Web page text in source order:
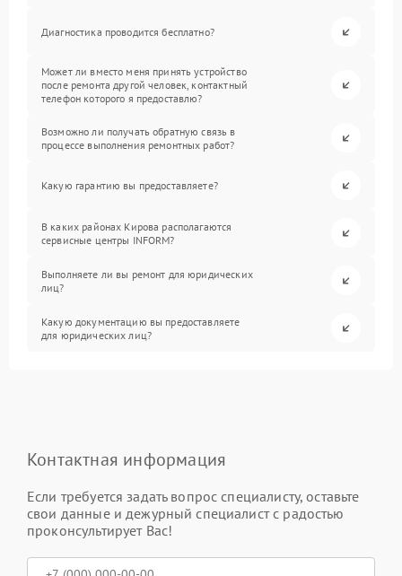
Диагностика проводится бесплатно?
Может ли вместо меня принять устройство
после ремонта другой человек, контактный
телефон которого я предоставлю?
Возможно ли получать обратную связь в
процессе выполнения ремонтных работ?
Какую гарантию вы предоставляете?
В каких районах Кирова располагаются
сервисные центры INFORM?
Выполняете ли вы ремонт для юридических
лиц?
Какую документацию вы предоставляете
для юридических лиц?
Контактная информация
Если требуется задать вопрос специалисту, оставьте
свои данные и дежурный специалист с радостью
проконсультирует Вас!